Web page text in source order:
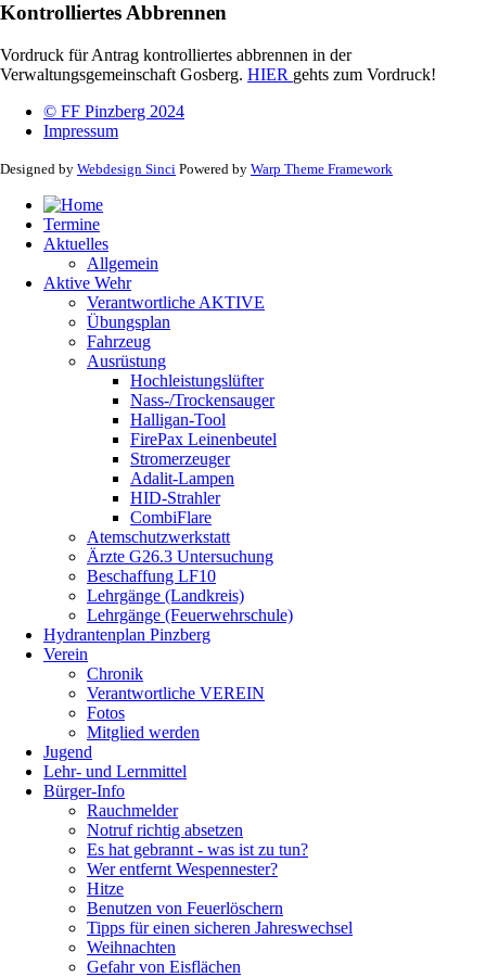
Kontrolliertes Abbrennen
Vordruck für Antrag kontrolliertes abbrennen in der
Verwaltungsgemeinschaft Gosberg. HIER gehts zum Vordruck!
© FF Pinzberg 2024
Impressum
Designed by Webdesign Sinci Powered by Warp Theme Framework
Termine
Aktuelles
Allgemein
Aktive Wehr
Verantwortliche AKTIVE
Übungsplan
Fahrzeug
Ausrüstung
Hochleistungslüfter
Nass-/Trockensauger
Halligan-Tool
FirePax Leinenbeutel
Stromerzeuger
Adalit-Lampen
HID-Strahler
CombiFlare
Atemschutzwerkstatt
Ärzte G26.3 Untersuchung
Beschaffung LF10
Lehrgänge (Landkreis)
Lehrgänge (Feuerwehrschule)
Hydrantenplan Pinzberg
Verein
Chronik
Verantwortliche VEREIN
Fotos
Mitglied werden
Jugend
Lehr- und Lernmittel
Bürger-Info
Rauchmelder
Notruf richtig absetzen
Es hat gebrannt - was ist zu tun?
Wer entfernt Wespennester?
Hitze
Benutzen von Feuerlöschern
Tipps für einen sicheren Jahreswechsel
Weihnachten
Gefahr von Eisflächen